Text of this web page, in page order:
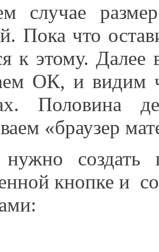
случае размер
Пока что
к этому.
ОК, и видим
Половина
«браузер
нужно
кнопке и